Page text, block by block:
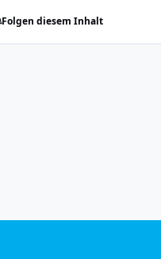
Folgen diesem Inhalt